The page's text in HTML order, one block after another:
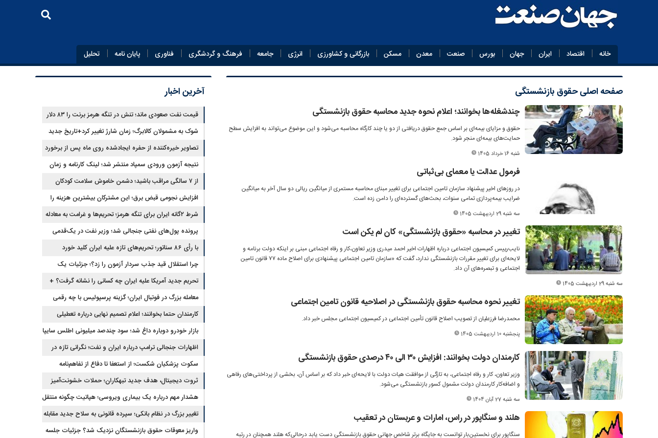
خانه اقتصاد ایران جهان بورس صنعت معدن مسکن بازرگانی و کشاورزی انرژی جامعه فرهنگ و گردشگری فناوری پایان‌ نامه تحلیل
صفحه اصلیحقوق بازنشستگی
چندشغله‌ها بخوانند؛ اعلام نحوه جدید محاسبه حقوق بازنشستگی
حقوق و مزایای بیمه‌ای بر اساس جمع حقوق دریافتی از دو یا چند کارگاه محاسبه می‌شود و این موضوع می‌تواند به افزایش سطح
حمایت‌های بیمه‌ای منجر شود.
شنبه 16 خرداد 1405
فرمول عدالت یا معمای بی‌ثباتی
در روزهای اخیر پیشنهاد سازمان تامین اجتماعی برای تغییر مبنای محاسبه مستمری از میانگین ریالی دو سال آخر به میانگین
ضرایب بیمه‌پردازی تمامی سنوات، بحث‌های گسترده‌ای را دامن زده است.
سه شنبه 29 اردیبهشت 1405
تغییر در محاسبه «حقوق بازنشستگی» کان ‌لم ‌یکن است
نایب‌رییس کمیسیون اجتماعی درباره اظهارات اخیر احمد میدری وزیر تعاون،‌کار و رفاه اجتماعی مبنی بر اینکه دولت برنامه‌ و
لایحه‌ای برای تغییر مقررات بازنشستگی ندارد، گفت که «سازمان تامین اجتماعی پیشنهادی برای اصلاح ماده ۷۷ قانون تامین
اجتماعی و تبصره‌های آن داد.
سه شنبه 29 اردیبهشت 1405
تغییر نحوه محاسبه حقوق بازنشستگی در اصلاحیه قانون تامین اجتماعی
محمدرضا فرزعلیان از تصویب اصلاح قانون تأمین اجتماعی در کمیسیون اجتماعی مجلس خبر داد.
پنجشنبه 10 اردیبهشت 1405
کارمندان دولت بخوانند: افزایش ۳۰ الی ۴۰ درصدی حقوق بازنشستگی
وزیر تعاون، کار و رفاه اجتماعی، به تازگی از موافقت هیات دولت با لایحه‌ای خبر داد که بر اساس آن، بخشی از پرداختی‌های رفاهی
و اضافه‌کار کارمندان دولت مشمول کسور بازنشستگی می‌شود.
سه شنبه 27 آبان 1404
هلند و سنگاپور در راس، امارات و عربستان در تعقیب
سنگاپور برای نخستین‌بار توانست به جایگاه برتر شاخص جهانی حقوق بازنشستگی دست یابد در‌حالی‌که هلند همچنان در رتبه
آخرین اخبار
قیمت نفت صعودی ماند؛ تنش در تنگه هرمز برنت را ۸۳ دلار
کردشوک به مشمولان کالابرگ؛ زمان شارژ تغییر کرد+تاریخ جدید
تصاویر خیره‌کننده از حفره ایجادشده روی ماه پس از برخورد
موشک فالکون ۹
نتیجه آزمون ورودی سمپاد منتشر شد؛ لینک کارنامه و زمان
ثبت‌ناماز ۷ سالگی مراقب باشید؛ دشمن خاموش سلامت کودکان
شناسایی شد
افزایش نجومی قبض برق؛ این مشترکان بیشترین هزینه را
می‌پردازندشرط ۲گانه ایران برای تنگه هرمز؛ تحریم‌ها و غرامت به معادله
برگشتند
پرونده پول‌های نفتی جنجالی شد؛ وزیر نفت در یک‌قدمی
استیضاح
با رأی ۸۶ سناتور؛ تحریم‌های تازه علیه ایران کلید خورد
چرا استقلال قید جذب سردار آزمون را زد؟؛ جزئیات یک
انتقال منتفی
تحریم جدید آمریکا علیه ایران چه کسانی را نشانه گرفت؟ +
جزئیات
معامله بزرگ در فوتبال ایران؛ گزینه پرسپولیس با چه رقمی
جابه‌جا شد؟
کارمندان حتما بخوانند؛ اعلام تصمیم نهایی درباره تعطیلی
ادارات شنبه
بازار خودرو دوباره داغ شد؛ سود چندصد میلیونی اطلس سایپا
اظهارات جنجالی ترامپ درباره ایران و نفت؛ نگرانی تازه در
بازار انرژی
سکوت پزشکیان شکست؛ از استعفا تا دفاع از تفاهم‌نامه
جنجالی
ثروت دیجیتال، هدف جدید تبهکاران؛ حملات خشونت‌آمیز
رمزارزی افزایش یافت
هشدار مهم درباره یک بیماری ویروسی؛ هپاتیت چگونه منتقل
می‌شود؟
تغییر بزرگ در نظام بانکی؛ سپرده قانونی به سلاح جدید مقابله
با تورم تبدیل شد
واریز معوقات حقوق بازنشستگان نزدیک شد؟ جزئیات جلسه